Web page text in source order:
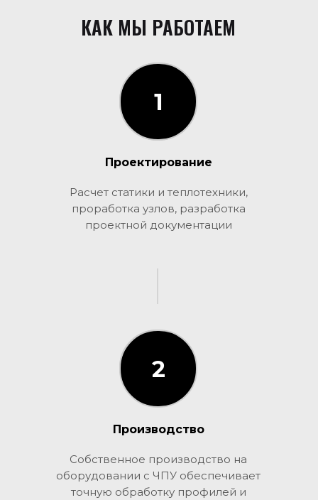
1
Расчет статики и теплотехники,
проработка узлов, разработка
проектной документации
Проектирование
1
2
Производство
Собственное производство на
оборудовании с ЧПУ обеспечивает
точную обработку профилей и
2
КАК МЫ РАБОТАЕМ